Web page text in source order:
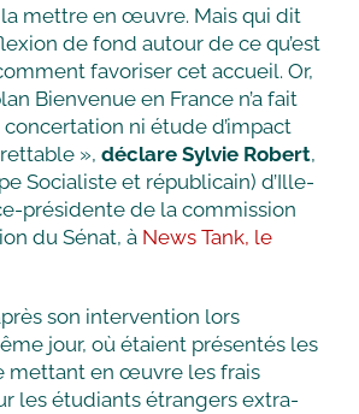
la mettre en œuvre. Mais qui dit
de fond autour de ce qu’est
favoriser cet accueil. Or,
Bienvenue en France n’a fait
concertation ni étude d’impact
», déclare Sylvie Robert,
Socialiste et républicain) d’Ille-
présidente de la commission
du Sénat, à News Tank, le
son intervention lors
jour, où étaient présentés les
mettant en œuvre les frais
les étudiants étrangers extra-